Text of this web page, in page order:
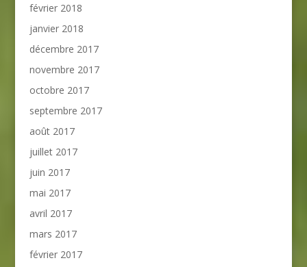
février 2018
janvier 2018
décembre 2017
novembre 2017
octobre 2017
septembre 2017
août 2017
juillet 2017
juin 2017
mai 2017
avril 2017
mars 2017
février 2017